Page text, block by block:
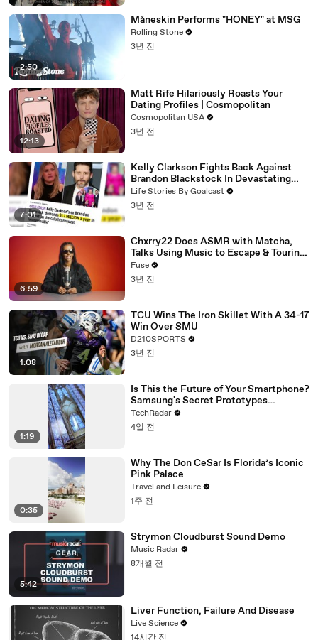
2:50
Måneskin Performs "HONEY" at MSG
Rolling Stone
3년 전
12:13
Matt Rife Hilariously Roasts Your
Dating Profiles | Cosmopolitan
Cosmopolitan USA
3년 전
7:01
Kelly Clarkson Fights Back Against
Brandon Blackstock In Devastating
Divorce Battle
Life Stories By Goalcast
3년 전
6:59
Chxrry22 Does ASMR with Matcha,
Talks Using Music to Escape & Touring
with The Weeknd
Fuse
3년 전
1:08
TCU Wins The Iron Skillet With A 34-17
Win Over SMU
D210SPORTS
3년 전
1:19
Is This the Future of Your Smartphone?
Samsung's Secret Prototypes
Revealed
TechRadar
4일 전
0:35
Why The Don CeSar Is Florida’s Iconic
Pink Palace
Travel and Leisure
1주 전
5:42
Strymon Cloudburst Sound Demo
Music Radar
8개월 전
Liver Function, Failure And Disease
Live Science